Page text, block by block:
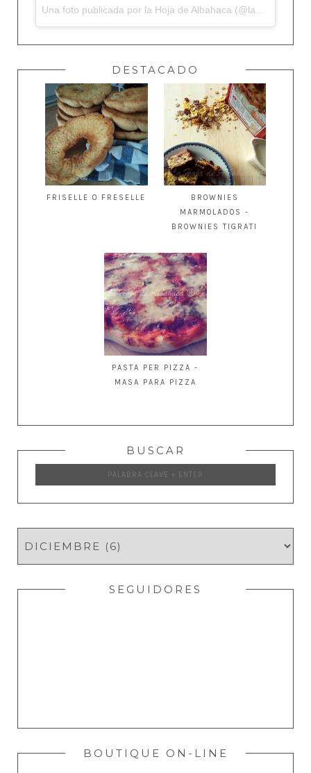
DESTACADO
FRISELLE O FRESELLE
BROWNIES
MARMOLADOS -
BROWNIES TIGRATI
PASTA PER PIZZA -
MASA PARA PIZZA
BUSCAR
SEGUIDORES
BOUTIQUE ON-LINE